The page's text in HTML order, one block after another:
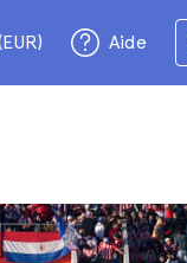
Aide